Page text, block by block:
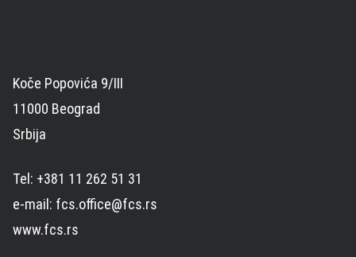
Koče Popovića 9/III
11000 Beograd
Srbija
Tel: +381 11 262 51 31
e-mail: fcs.office@fcs.rs
www.fcs.rs